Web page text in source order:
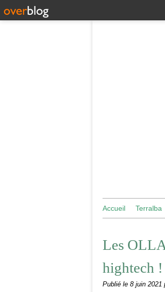
Accueil Terralba
Les
hightech !
Publié le 8 juin 2021